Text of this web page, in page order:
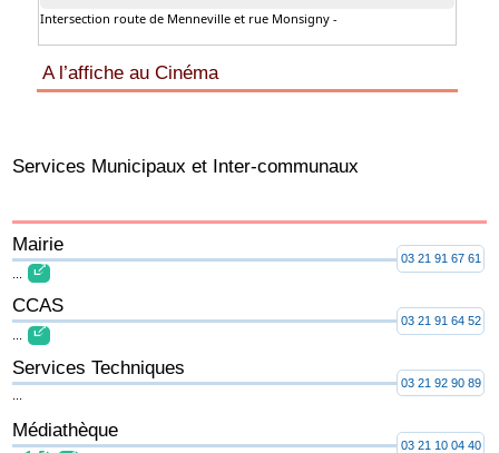
Intersection route de Menneville et rue Monsigny -
A l’affiche au Cinéma
Services Municipaux et Inter-communaux
Mairie
03 21 91 67 61
CCAS
...
03 21 91 64 52
Services Techniques
03 21 92 90 89
Médiathèque
03 21 10 04 40